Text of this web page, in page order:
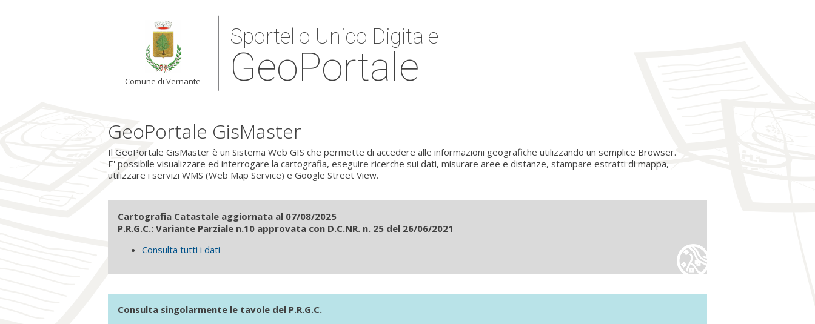
Comune di Vernante
Sportello Unico Digitale
GeoPortale
GeoPortale GisMaster
Il GeoPortale GisMaster è un Sistema Web GIS che permette di accedere alle informazioni geografiche utilizzando un semplice Browser.
E' possibile visualizzare ed interrogare la cartografia, eseguire ricerche sui dati, misurare aree e distanze, stampare estratti di mappa,
utilizzare i servizi WMS (Web Map Service) e Google Street View.
Cartografia Catastale aggiornata al 07/08/2025
P.R.G.C.: Variante Parziale n.10 approvata con D.C.NR. n. 25 del 26/06/2021
Consulta tutti i dati
Consulta singolarmente le tavole del P.R.G.C.